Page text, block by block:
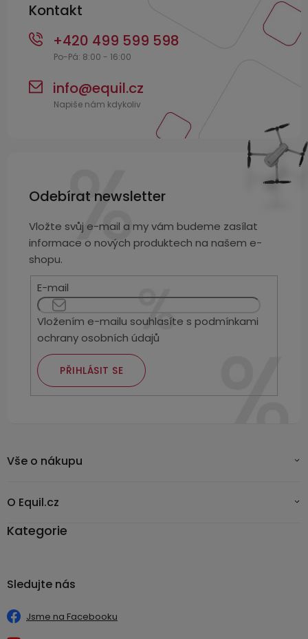
Kontakt
info@equil.cz
+420 499 599 598
Odebírat newsletter
Vložte svůj e-mail a my vám budeme zasílat
informace o nových produktech na našem e-
shopu.
E-mail
Vložením e-mailu souhlasíte spodmínkami
ochrany osobních údajů
PŘIHLÁSIT SE
Vše o nákupu
O Equil.cz
Kategorie
Sledujte nás
Jsme na Facebooku